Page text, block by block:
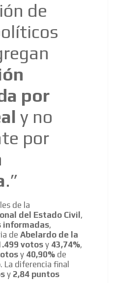
de
por
y no
por
.”
de la
del Estado Civil ,
informadas,
de Abelardo de la
votos y 43,74%,
y 40,90% de
. La diferencia final
y 2,84 puntos